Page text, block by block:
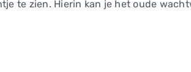
te zien. Hierin kan je het oude